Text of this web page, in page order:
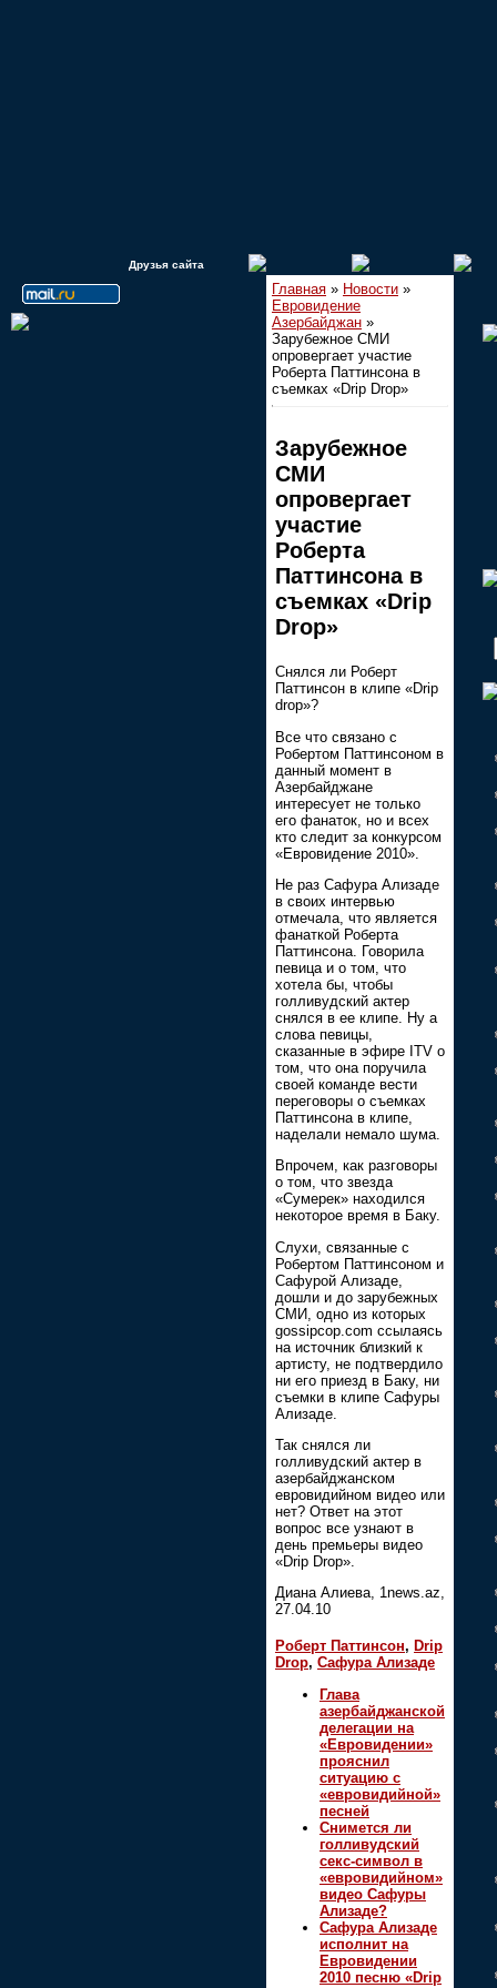
Друзья сайта
Главная » Новости »
Евровидение
Азербайджан »
Зарубежное СМИ
опровергает участие
Роберта Паттинсона в
съемках «Drip Drop»
Зарубежное
СМИ
опровергает
участие
Роберта
Паттинсона в
съемках «Drip
Drop»
Снялся ли Роберт
Паттинсон в клипе «Drip
drop»?
Все что связано с
Робертом Паттинсоном в
данный момент в
Азербайджане
интересует не только
его фанаток, но и всех
кто следит за конкурсом
«Евровидение 2010».
Не раз Сафура Ализаде
в своих интервью
отмечала, что является
фанаткой Роберта
Паттинсона. Говорила
певица и о том, что
хотела бы, чтобы
голливудский актер
снялся в ее клипе. Ну а
слова певицы,
сказанные в эфире ITV о
том, что она поручила
своей команде вести
переговоры о съемках
Паттинсона в клипе,
наделали немало шума.
Впрочем, как разговоры
о том, что звезда
«Сумерек» находился
некоторое время в Баку.
Слухи, связанные с
Робертом Паттинсоном и
Сафурой Ализаде,
дошли и до зарубежных
СМИ, одно из которых
gossipcop.com ссылаясь
на источник близкий к
артисту, не подтвердило
ни его приезд в Баку, ни
съемки в клипе Сафуры
Ализаде.
Так снялся ли
голливудский актер в
азербайджанском
евровидийном видео или
нет? Ответ на этот
вопрос все узнают в
день премьеры видео
«Drip Drop».
Диана Алиева, 1news.az,
27.04.10
Роберт Паттинсон, Drip
Drop, Сафура Ализаде
Глава
азербайджанской
делегации на
«Евровидении»
прояснил
ситуацию с
«евровидийной»
песней
Снимется ли
голливудский
секс-символ в
«евровидийном»
видео Сафуры
Ализаде?
Сафура Ализаде
исполнит на
Евровидении
2010 песню «Drip